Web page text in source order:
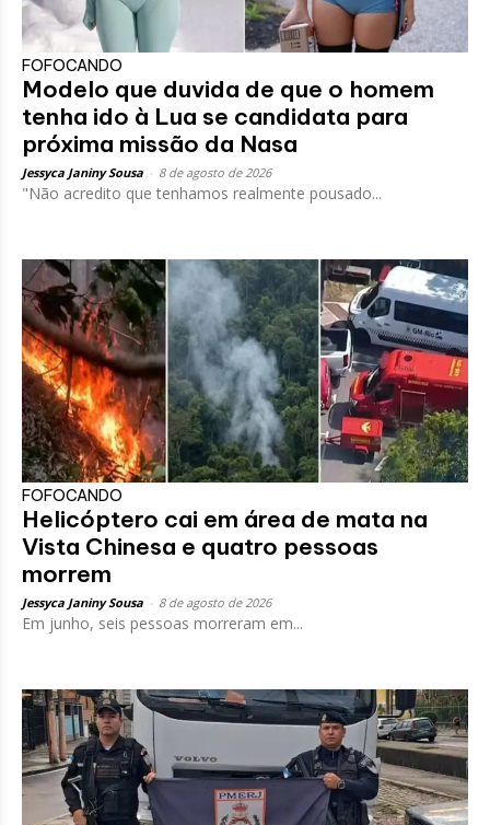
FOFOCANDO
Modelo que duvida de que o homem
tenha ido à Lua se candidata para
próxima missão da Nasa
Jessyca Janiny Sousa 8 de agosto de 2026
"Não acredito que tenhamos realmente pousado...
FOFOCANDO
Helicóptero cai em área de mata na
Vista Chinesa e quatro pessoas
morrem
Jessyca Janiny Sousa 8 de agosto de 2026
Em junho, seis pessoas morreram em...